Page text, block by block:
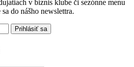
v biznis klube či sezónne menu
do nášho newslettra.
Prihlásiť sa